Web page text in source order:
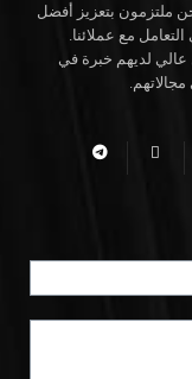
نحن ملتزمون بتعزيز أفضل
مع عملائنا.
عالي لديهم خبرة في